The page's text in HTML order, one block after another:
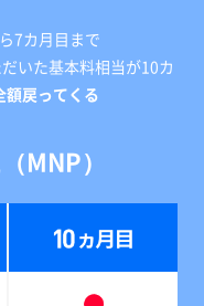
7カ月目まで
いた基本料相当が10カ
額戻ってくる
MNP）